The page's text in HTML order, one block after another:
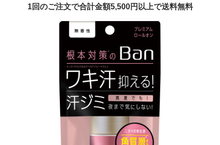
1回のご注文で合計金額5,500円以上で送料無料